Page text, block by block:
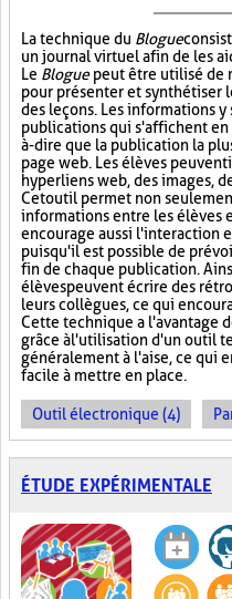
La technique du Blogue
un journal virtuel afin de les
Le Bloguepeut être utilisé de
pour présenter et synthétiser
des leçons. Les informations
publications qui s'affichent
à-dire que la publication la
page web. Les élèves
hyperliens web, des images,
Cet outil permet non
informations entre les élèves
encourage aussi l'interaction
puisqu'il est possible de
fin de chaque publication.
élèves peuvent écrire des
leurs collègues, ce qui
Cette technique a l'avantage
grâce à l'utilisation d'un outil
généralement à l'aise, ce qui
facile à mettre en place.
Outil électronique (4)
ÉTUDE EXPÉRIMENTALE